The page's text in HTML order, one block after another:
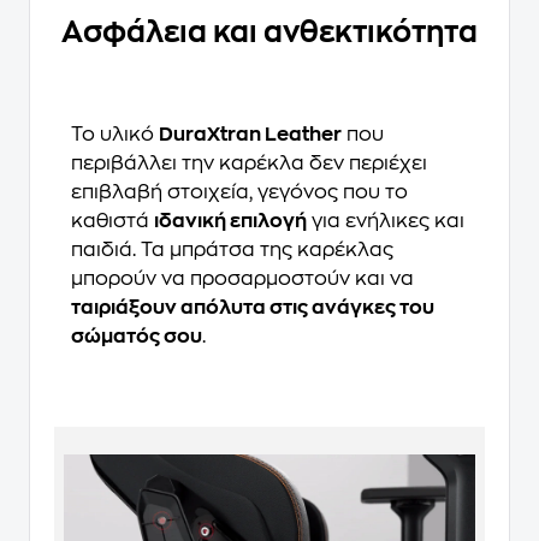
Ασφάλεια και ανθεκτικότητα
Το υλικό DuraXtran Leather που
περιβάλλει την καρέκλα δεν περιέχει
επιβλαβή στοιχεία, γεγόνος που το
καθιστά ιδανική επιλογή για ενήλικες και
παιδιά. Τα μπράτσα της καρέκλας
μπορούν να προσαρμοστούν και να
ταιριάξουν απόλυτα στις ανάγκες του
σώματός σου.